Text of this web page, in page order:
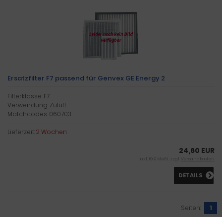
Ersatzfilter F7 passend für Genvex GE Energy 2
Filterklasse: F7
Verwendung: Zuluft
Matchcodes: 060703
Lieferzeit:2 Wochen
24,60 EUR
inkl. 19 % MwSt. zzgl. Versandkosten
DETAILS
Seiten: 1